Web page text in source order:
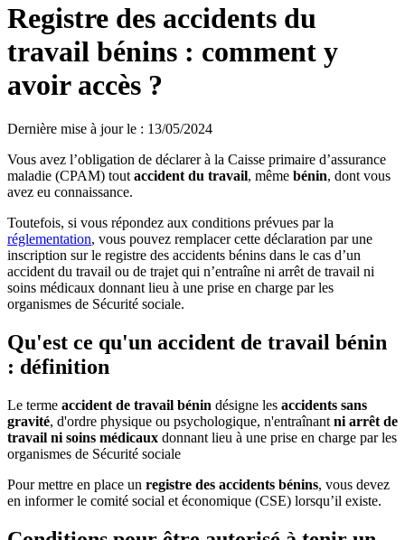
Registre des accidents du
travail bénins : comment y
avoir accès ?
Dernière mise à jour le : 13/05/2024
Vous avez l’obligation de déclarer à la Caisse primaire d’assurance
maladie (CPAM) tout accident du travail, même bénin, dont vous
avez eu connaissance.
Toutefois, si vous répondez aux conditions prévues par la
réglementation, vous pouvez remplacer cette déclaration par une
inscription sur le registre des accidents bénins dans le cas d’un
accident du travail ou de trajet qui n’entraîne ni arrêt de travail ni
soins médicaux donnant lieu à une prise en charge par les
organismes de Sécurité sociale.
Qu'est ce qu'un accident de travail bénin
: définition
Le terme accident de travail bénin désigne les accidents sans
gravité, d'ordre physique ou psychologique, n'entraînant ni arrêt de
travail ni soins médicaux donnant lieu à une prise en charge par les
organismes de Sécurité sociale
Pour mettre en place un registre des accidents bénins, vous devez
en informer le comité social et économique (CSE) lorsqu’il existe.